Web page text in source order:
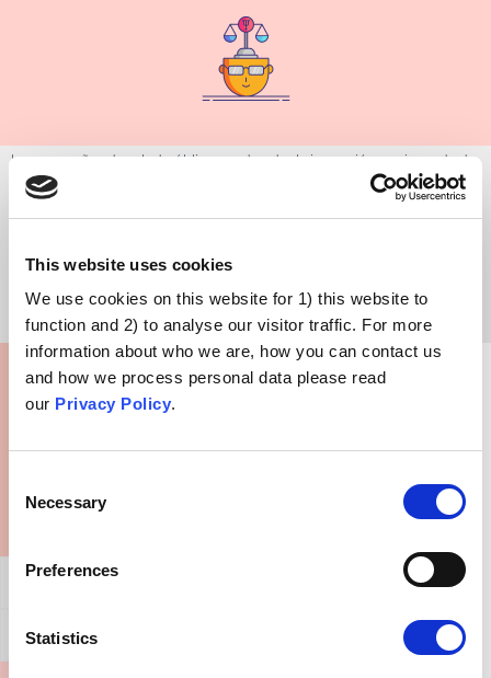
This website uses cookies
We use cookies on this website for 1) this website to
function and 2) to analyse our visitor traffic. For more
information about who we are, how you can contact us
and how we process personal data please read
our Privacy Policy.
Selection
Necessary
Preferences
Statistics
Las campañas de salud pública pueden dar la impresión equivocada de
ser paternalistas. Es legítimo sentirse irritado si se percibe este tipo de
condescendencia. Los mensajes mal diseñados pueden hacer que sea
reales sobre seguridad y eficacia de las vacunas.
¿Qué podría decirle a alguien con esta creencia?
Cómo refutar este argumento